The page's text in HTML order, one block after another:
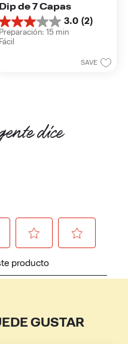
Dip de 7 Capas
3.0 (2)
3.0
de
5
Preparación: 15 min
Fácil
SAVE
dice
GUSTAR